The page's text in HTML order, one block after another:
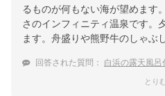
るものが何もない海が望めます
さのインフィニティ温泉です。
ます。舟盛りや熊野牛のしゃぶ
回答された質問： 白浜の露天風呂
とり